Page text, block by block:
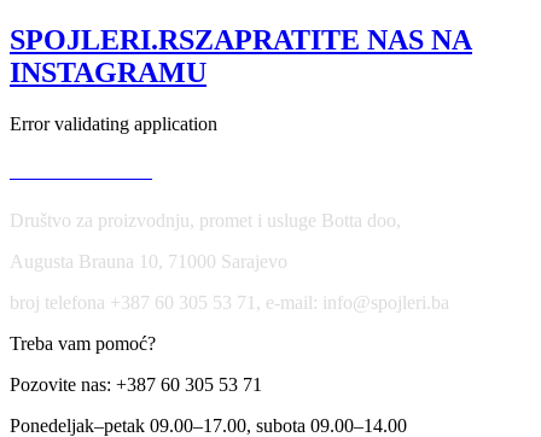
SPOJLERI.RSZAPRATITE NAS NA
INSTAGRAMU
Error validating application
Društvo za proizvodnju, promet i usluge Botta doo,
Augusta Brauna 10, 71000 Sarajevo
broj telefona +387 60 305 53 71, e-mail: info@spojleri.ba
Treba vam pomoć?
Pozovite nas: +387 60 305 53 71
Ponedeljak–petak 09.00–17.00, subota 09.00–14.00